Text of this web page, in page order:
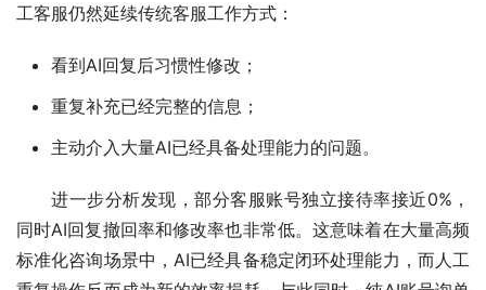
工客服仍然延续传统客服工作方式：
看到AI回复后习惯性修改；
重复补充已经完整的信息；
主动介入大量AI已经具备处理能力的问题。
进一步分析发现，部分客服账号独立接待率接近0%，
同时AI回复撤回率和修改率也非常低。这意味着在大量高频
标准化咨询场景中，AI已经具备稳定闭环处理能力，而人工